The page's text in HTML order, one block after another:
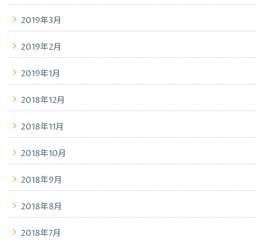
2019年3月
2019年2月
2019年1月
2018年12月
2018年11月
2018年10月
2018年9月
2018年8月
2018年7月